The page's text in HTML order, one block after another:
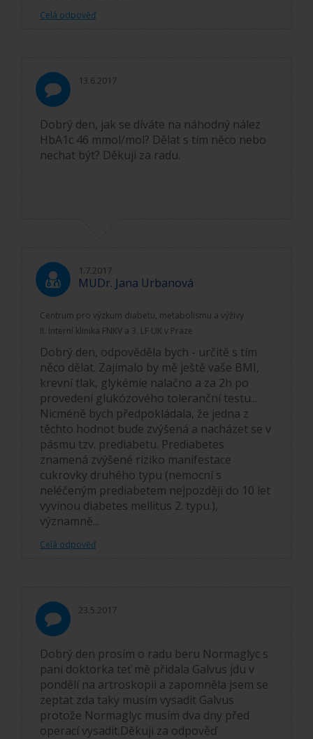
Celá odpověď
13.6.2017
Dobrý den, jak se díváte na náhodný nález
HbA1c 46 mmol/mol? Dělat s tím něco nebo
nechat být? Děkuji za radu.
1.7.2017
MUDr. Jana Urbanová
Centrum pro výzkum diabetu, metabolismu a výživy
II. Interní klinika FNKV a 3. LF UK v Praze
Dobrý den, odpověděla bych - určitě s tím
něco dělat. Zajímalo by mě ještě vaše BMI,
krevní tlak, glykémie nalačno a za 2h po
provedení glukózového toleranční testu...
Nicméně bych předpokládala, že jedna z
těchto hodnot bude zvýšená a nacházet se v
pásmu tzv. prediabetu. Prediabetes
znamená zvýšené riziko manifestace
cukrovky druhého typu (nemocní s
neléčeným prediabetem nejpozději do 10 let
vyvinou diabetes mellitus 2. typu.),
významně...
Celá odpověď
23.5.2017
Dobrý den prosím o radu beru Normaglyc s
pani doktorka teť mě přidala Galvus jdu v
pondělí na artroskopii a zapomněla jsem se
zeptat zda taky musím vysadit Galvus
protože Normaglyc musím dva dny před
operací vysadit.Děkuji za odpověď